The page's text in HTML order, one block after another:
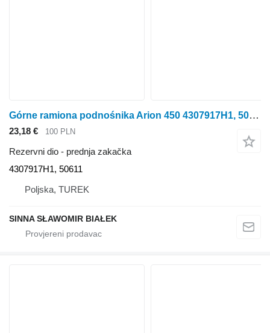
Górne ramiona podnośnika Arion 450 4307917H1, 50611 prednja zakačka za Claas Arion 450 traktora točkaša
23,18 € 100 PLN
Rezervni dio - prednja zakačka
4307917H1, 50611
Poljska, TUREK
SINNA SŁAWOMIR BIAŁEK